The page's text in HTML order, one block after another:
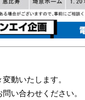
動いたします。
い合わせください。